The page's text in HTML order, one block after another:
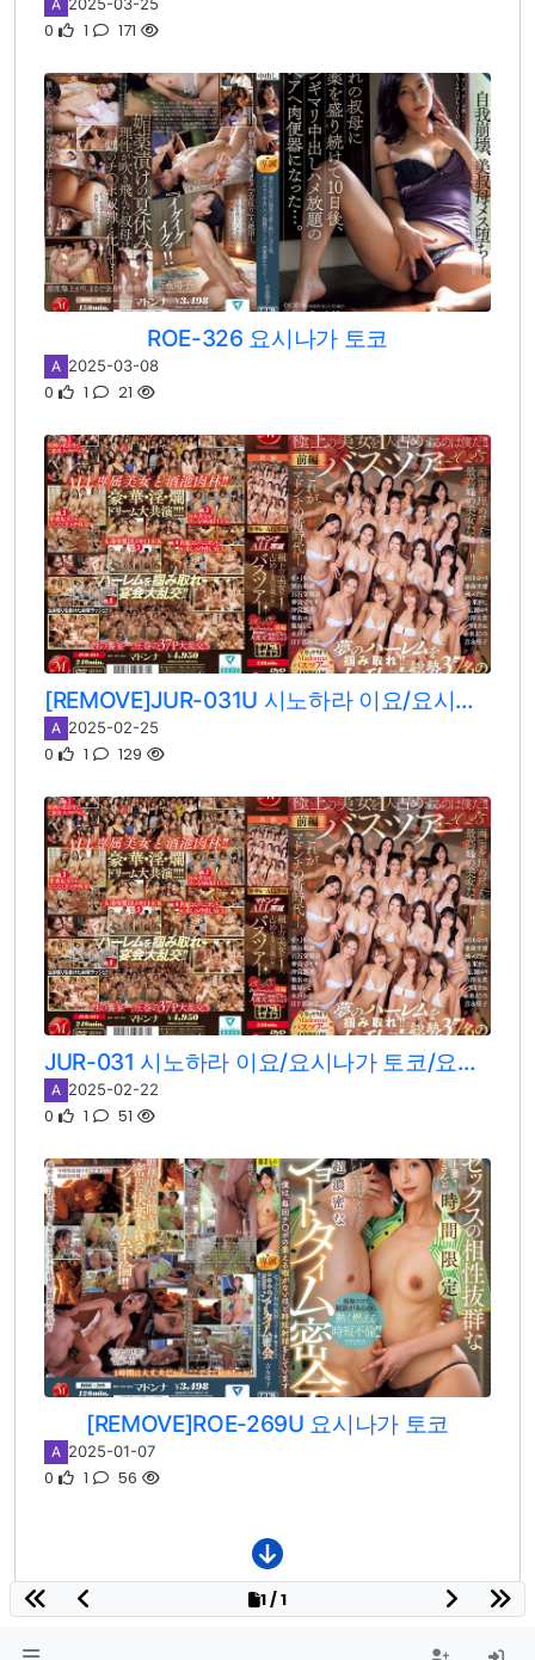
A
0 1 171
ROE-326 요시나가 토코
A 2025-03-08
0 1 21
[REMOVE]JUR-031U 시노하라 이요/요시나가 토코/요시자와 유키/코토 마리코/타치바나 메아리/아사히 리오/이치키 마히로/시이나 유나/진구우지 나오/후지모리 리호/미토 카나/아유미 료/쿠리야마 리오/오키노미야 나미/히로세 유리/오시카와 유리/쿠치카베 카나/시라이시 마리나
A 2025-02-25
0 1 129
JUR-031 시노하라 이요/요시나가 토코/요시자와 유키/코토 마리코/타치바나 메아리/아사히 리오/이치키 마히로/시이나 유나/진구우지 나오/후지모리 리호/미토 카나/아유미 료/쿠리야마 리오/오키노미야 나미/히로세 유리/오시카와 유리/쿠치카베 카나/시라이시 마리나
A 2025-02-22
0 1 51
[REMOVE]ROE-269U 요시나가 토코
A 2025-01-07
0 1 56
1 / 1